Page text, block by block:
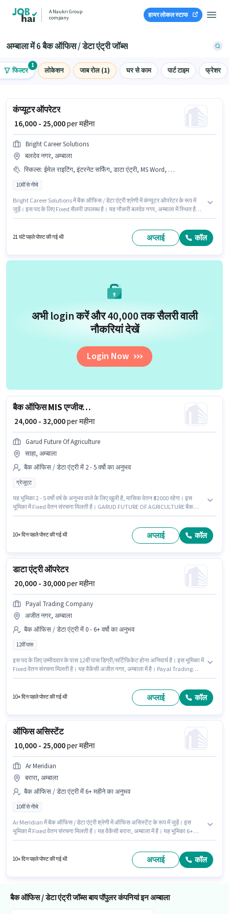
A Naukri Group
company
हायर लोकल स्टाफ
अम्बाला में 6 बैक ऑफिस / डेटा एंट्री जॉब्स
फिल्टर
1
लोकेशन जाब रोल (1) घर से काम पार्ट टाइम फ्रेशर
कंप्यूटर ऑपरेटर
₹ 16,000 - 25,000per महीना
Bright Career Solutions
बलदेव नगर, अम्बाला
स्किल्स: ईमेल राइटिंग, इंटरनेट सर्फिंग, डाटा एंट्री, MS Word, MS Excel, कंप्यूटर नॉलेज, 30 WPM टाइपिंग स्पीड
10वीं से नीचे
Bright Career Solutions में बैक ऑफिस / डेटा एंट्री श्रेणी में कंप्यूटर ऑपरेटर के रूप में
जुड़ें। इस पद के लिए Fixed सैलरी उपलब्ध है। यह नौकरी बलदेव नगर, अम्बाला में स्थित है।
वाले उम्मीदवार इस भूमिका के लिए उपयुक्त हैं। यह भूमिका 6 - 72 महीने वर्ष के अनुभव वाले के
21 घंटे पहले पोस्ट की गई थी अप्लाई कॉल
अभी login करें और ₹40,000 तक सैलरी वाली
नौकरियां देखें
Login Now
बैक ऑफिस MIS एग्जीक्यूटिव
₹ 24,000 - 32,000per महीना
Garud Future Of Agriculture
साहा, अम्बाला
बैक ऑफिस / डेटा एंट्री में 2 - 5 वर्षो का अनुभव
ग्रेजुएट
यह भूमिका 2 - 5 वर्षो वर्ष के अनुभव वाले के लिए खुली है, मासिक वेतन ₹32000 रहेगा। इस
भूमिका में Fixed वेतन संरचना मिलती है। GARUD FUTURE OF AGRICULTURE बैक
आवेदकों के पास कम से कम ग्रेजुएट डिग्री या सर्टिफिकेट होना चाहिए।
10+ दिन पहले पोस्ट की गई थी अप्लाई कॉल
डाटा एंट्री ऑपरेटर
₹ 20,000 - 30,000per महीना
Payal Trading Company
अजीत नगर, अम्बाला
बैक ऑफिस / डेटा एंट्री में 0 - 6+ वर्षो का अनुभव
12वीं पास
इस पद के लिए उम्मीदवार के पास 12वीं पास डिग्री/सर्टिफिकेट होना अनिवार्य है। इस भूमिका में
Fixed वेतन संरचना मिलती है। यह वैकेंसी अजीत नगर, अम्बाला में है। Payal Trading
₹30000 तक कमा सकते हैं।
10+ दिन पहले पोस्ट की गई थी अप्लाई कॉल
ऑफिस असिस्टेंट
₹ 10,000 - 25,000per महीना
Ar Meridian
बरारा, अम्बाला
बैक ऑफिस / डेटा एंट्री में 6+ महीने का अनुभव
10वीं से नीचे
Ar Meridian में बैक ऑफिस / डेटा एंट्री श्रेणी में ऑफिस असिस्टेंट के रूप में जुड़ें। इस
भूमिका में Fixed वेतन संरचना मिलती है। यह वैकेंसी बरारा, अम्बाला में है। यह भूमिका 6+
10+ दिन पहले पोस्ट की गई थी अप्लाई कॉल
बैक ऑफिस / डेटा एंट्री जॉब्स बाय पॉपुलर कंपनियां इन अम्बाला